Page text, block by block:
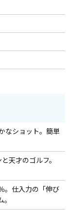
なショット。簡単
天才のゴルフ。
。仕入力の「伸び